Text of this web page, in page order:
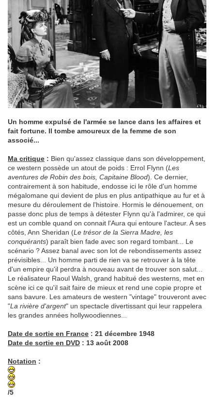
Un homme expulsé de l'armée se lance dans les affaires et
fait fortune. Il tombe amoureux de la femme de son
associé...
Ma critique : Bien qu'assez classique dans son développement,
ce western possède un atout de poids : Errol Flynn (Les
aventures de Robin des bois, Capitaine Blood). Ce dernier,
contrairement à son habitude, endosse ici le rôle d'un homme
mégalomane qui devient de plus en plus antipathique au fur et à
mesure du déroulement de l'histoire. Hormis le dénouement, on
passe donc plus de temps à détester Flynn qu'à l'admirer, ce qui
est un comble quand on connait l'Aura qui entoure l'acteur. A ses
côtés, Ann Sheridan (Le trésor de la Sierra Madre, les
conquérants) paraît bien fade avec son regard tombant... Le
scénario ? Assez banal avec son lot de rebondissements assez
prévisibles... Un homme parti de rien va se retrouver à la tête
d'un empire qu'il perdra à nouveau avant de trouver son salut...
Le réalisateur Raoul Walsh, grand habitué des westerns, met en
scène ici ce qu'il sait faire de mieux et rend une copie propre et
sans bavure. Les amateurs de western "vintage" trouveront avec
"La rivière d'argent" un spectacle divertissant qui leur rappelera
les grandes années hollywoodiennes...
Date de sortie en France : 21 décembre 1948
Date de sortie en DVD : 13 août 2008
Notation :
/5